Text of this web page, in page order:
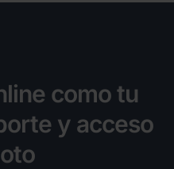
como tu
y acceso